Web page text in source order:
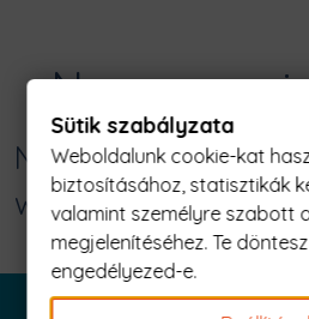
Nagyon
Nincs találat erre:
wing pilot Férfi Póló"
Sütik szabályzata
Weboldalunk cookie-kat
biztosításához, statisztikák
valamint személyre szabott
megjelenítéséhez. Te
engedélyezed-e.